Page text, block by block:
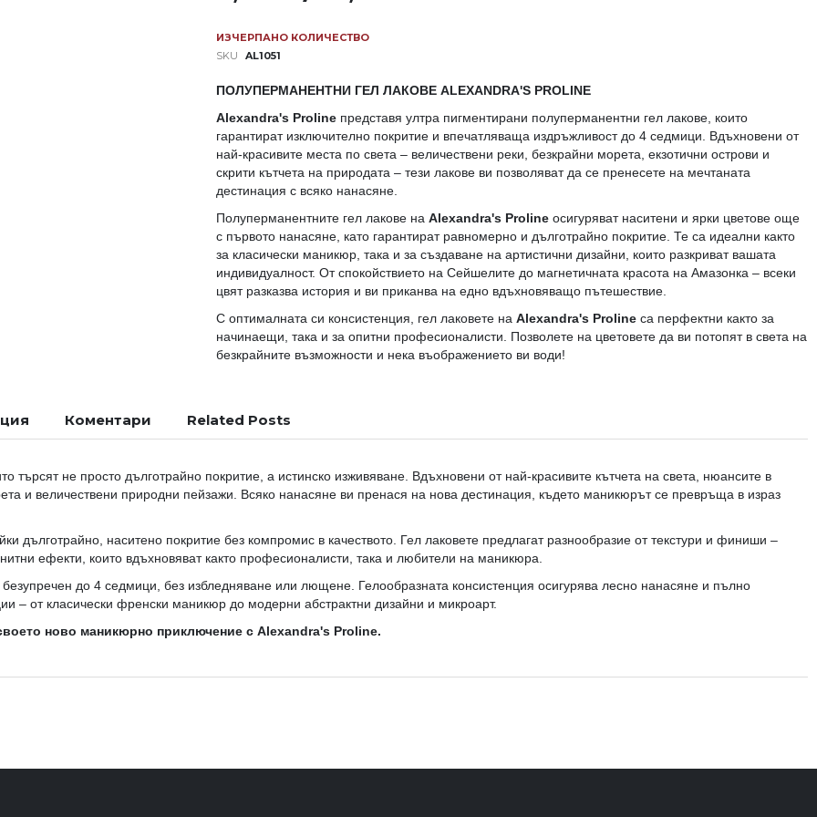
ИЗЧЕРПАНО КОЛИЧЕСТВО
SKU
AL1051
ПОЛУПЕРМАНЕНТНИ ГЕЛ ЛАКОВЕ ALEXANDRA'S PROLINE
Alexandra's Proline представя ултра пигментирани полуперманентни гел лакове, които
гарантират изключително покритие и впечатляваща издръжливост до 4 седмици. Вдъхновени от
най-красивите места по света – величествени реки, безкрайни морета, екзотични острови и
скрити кътчета на природата – тези лакове ви позволяват да се пренесете на мечтаната
дестинация с всяко нанасяне.
Полуперманентните гел лакове наAlexandra's Proline осигуряват наситени и ярки цветове още
с първото нанасяне, като гарантират равномерно и дълготрайно покритие. Те са идеални както
за класически маникюр, така и за създаване на артистични дизайни, които разкриват вашата
индивидуалност. От спокойствието на Сейшелите до магнетичната красота на Амазонка – всеки
цвят разказва история и ви приканва на едно вдъхновяващо пътешествие.
С оптималната си консистенция, гел лаковете наAlexandra's Proline са перфектни както за
начинаещи, така и за опитни професионалисти. Позволете на цветовете да ви потопят в света на
безкрайните възможности и нека въображението ви води!
търсят не просто дълготрайно покритие, а истинско изживяване. Вдъхновени от най-красивите кътчета на света, нюансите в
и величествени природни пейзажи. Всяко нанасяне ви пренася на нова дестинация, където маникюрът се превръща в израз
дълготрайно, наситено покритие без компромис в качеството. Гел лаковете предлагат разнообразие от текстури и финиши –
ефекти, които вдъхновяват както професионалисти, така и любители на маникюра.
до 4 седмици, без избледняване или лющене. Гелообразната консистенция осигурява лесно нанасяне и пълно
– от класически френски маникюр до модерни абстрактни дизайни и микроарт.
ново маникюрно приключение с Alexandra's Proline.
Коментари Related Posts